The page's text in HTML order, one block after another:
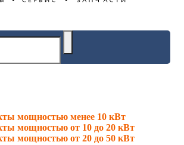
мощностью менее 10 кВт
мощностью от 10 до 20 кВт
мощностью от 20 до 50 кВт